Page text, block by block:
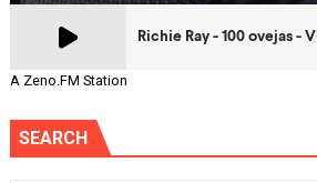
A Zeno.FM Station
SEARCH